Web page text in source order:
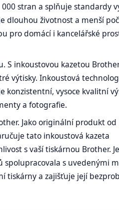
stran a splňuje standardy
dlouhou životnost a menší
pro domácí i kancelářské
S inkoustovou kazetou
výtisky. Inkoustová
konzistentní, vysoce kvalitní
a fotografie.
Jako originální produkt od
tato inkoustová kazeta
s vaší tiskárnou Brother.
spolupracovala s uvedenými
tiskárny a zajišťuje její